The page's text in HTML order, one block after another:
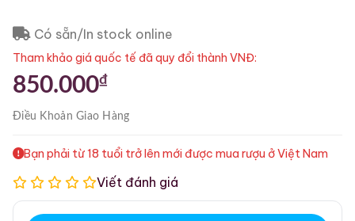
Có sẵn/In stock online
Tham khảo giá quốc tế đã quy đổi thành VNĐ:
850.000₫
Điều KhoảnGiao Hàng
Bạn phải từ 18 tuổi trở lên mới được mua rượu ở Việt Nam
Viết đánh giá